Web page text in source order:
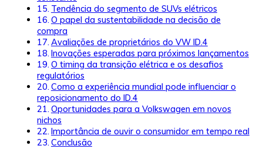
Tendência do segmento de SUVs elétricos
O papel da sustentabilidade na decisão de
compra
Avaliações de proprietários do VW ID.4
Inovações esperadas para próximos lançamentos
O timing da transição elétrica e os desafios
regulatórios
Como a experiência mundial pode influenciar o
reposicionamento do ID.4
Oportunidades para a Volkswagen em novos
nichos
Importância de ouvir o consumidor em tempo real
Conclusão